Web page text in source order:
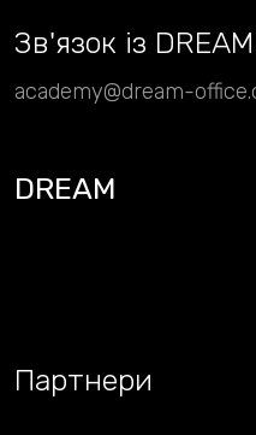
academy@dream-
Партнери
DREAM
Зв'язок із